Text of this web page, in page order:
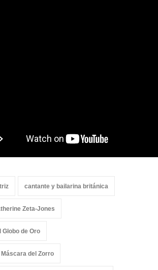
cantante y bailarina británica
Zeta-Jones
Globo de Oro
Máscara del Zorro